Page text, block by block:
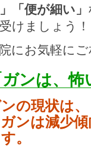
「便が細い」
けましょう
にお気軽に
ガンは、
の現状は、
ンは減少
。